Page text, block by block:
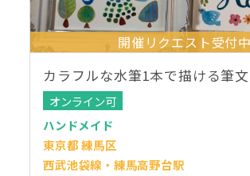
開催リクエスト受付中
カラフルな水筆1本で描ける筆
オンライン可
ハンドメイド
東京都 練馬区
西武池袋線・練馬高野台駅